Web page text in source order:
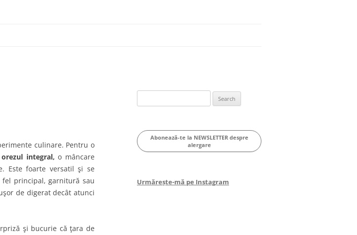
culinare. Pentru o
orezul integral, o mâncare
Este foarte versatil şi se
fel principal, garnitură sau
de digerat decât atunci
şi bucurie că ţara de
for:
Abonează-te la NEWSLETTER despre
alergare
Urmărește-mă pe Instagram